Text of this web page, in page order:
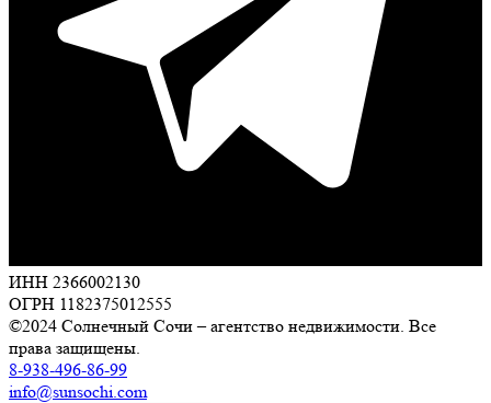
ИНН 2366002130
ОГРН 1182375012555
©2024 Солнечный Сочи – агентство недвижимости. Все
права защищены.
8-938-496-86-99
info@sunsochi.com